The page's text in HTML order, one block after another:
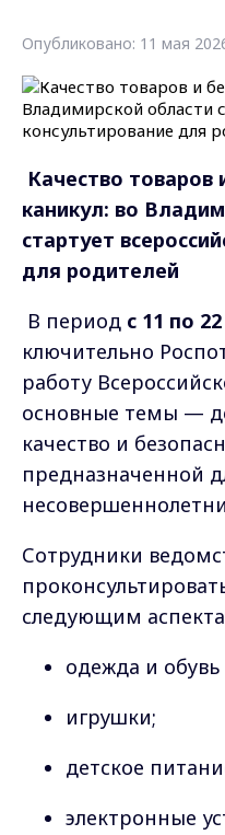
Опубликовано: 11 мая
Качество товаров
каникул: во
стартует
для родителей
В период с 11 по
ключительно
работу
основные темы —
качество и
предназначенной
Сотрудники
следующим
одежда и обувь
игрушки;
детское
электронные